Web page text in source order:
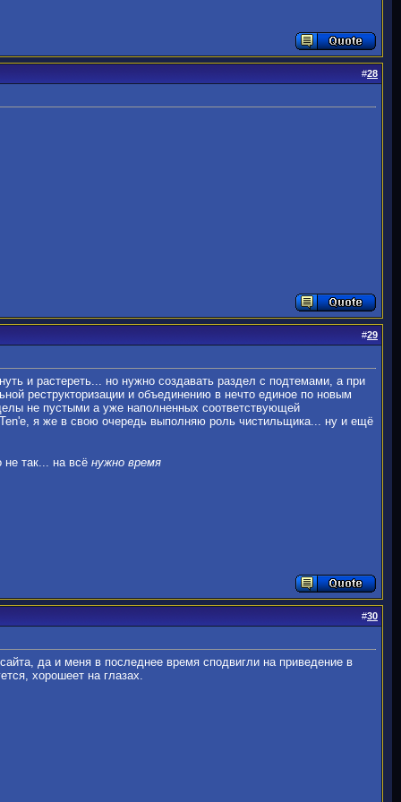
#28
#29
и растереть... но нужно создавать раздел с подтемами, а при
реструкторизации и объединению в нечто единое по новым
не пустыми а уже наполненных соответствующей
я же в свою очередь выполняю роль чистильщика... ну и ещё
так... на всё нужно время
#30
да и меня в последнее время сподвигли на приведение в
хорошеет на глазах.